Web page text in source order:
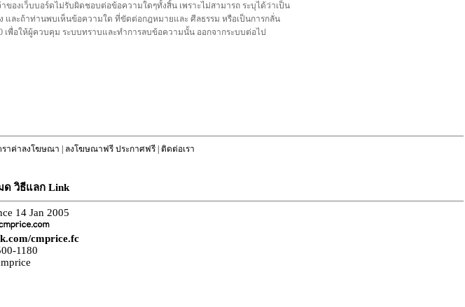
งเว็บบอร์ดไม่รับผิดชอบต่อข้อความใดๆทั้งสิ้น เพราะไม่สามารถ ระบุได้ว่าเป็น
ละถ้าท่านพบเห็นข้อความใด ที่ขัดต่อกฎหมายและ ศีลธรรม หรือเป็นการกลั่น
เพื่อให้ผู้ควบคุม ระบบทราบและทำการลบข้อความนั้น ออกจากระบบต่อไป
ราค่าลงโฆษณา | ลงโฆษณาฟรี ประกาศฟรี| ติดต่อเรา
ด วิธีแลก Link
14 Jan 2005
cmprice.fc
1180